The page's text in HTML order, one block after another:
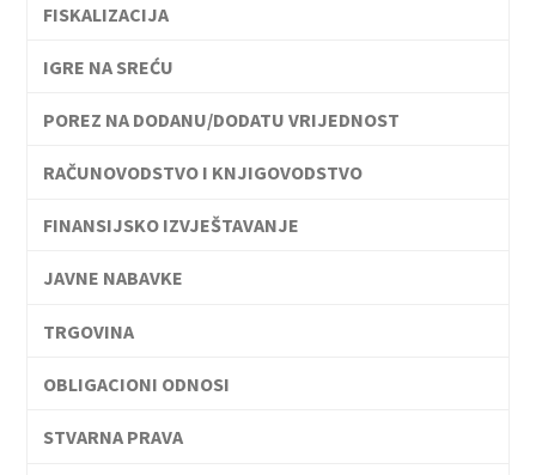
FISKALIZACIJA
IGRE NA SREĆU
POREZ NA DODANU/DODATU VRIJEDNOST
RAČUNOVODSTVO I KNJIGOVODSTVO
FINANSIJSKO IZVJEŠTAVANJE
JAVNE NABAVKE
TRGOVINA
OBLIGACIONI ODNOSI
STVARNA PRAVA